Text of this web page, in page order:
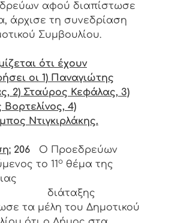
αφού διαπίστωσε
άρχισε τη συνεδρίαση
Συμβουλίου.
ότι έχουν
οι 1) Παναγιώτης
2) Σταύρος Κεφάλας, 3)
Βορτελίνος, 4)
Ντιγκιρλάκης.
206 Ο Προεδρεύων
το 11ο θέμα της
τα μέλη του Δημοτικού